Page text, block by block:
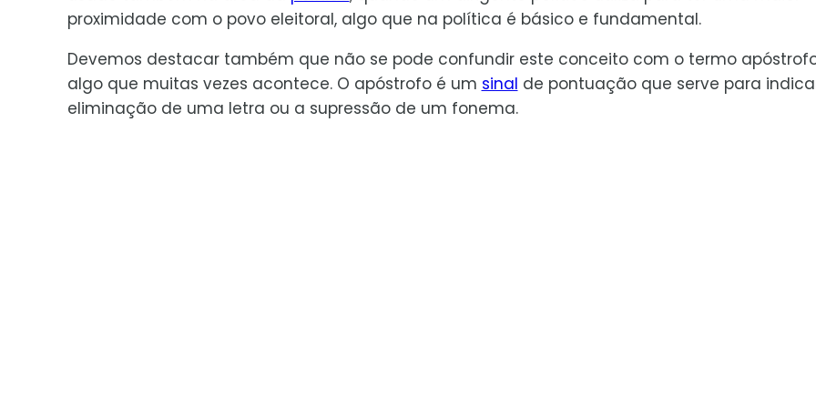
proximidade com o povo eleitoral, algo que na política é básico e fundamental.
Devemos destacar também que não se pode confundir este conceito com o termo
algo que muitas vezes acontece. O apóstrofo é um sinal de pontuação que serve para
eliminação de uma letra ou a supressão de um fonema.